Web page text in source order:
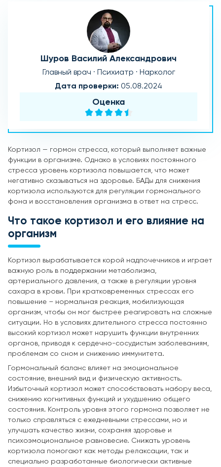
Шуров Василий Александрович
Главный врач · Психиатр · Нарколог
Дата проверки: 05.08.2024
Оценка
Кортизол — гормон стресса, который выполняет важные
функции в организме. Однако в условиях постоянного
стресса уровень кортизола повышается, что может
негативно сказываться на здоровье. БАДы для снижения
кортизола используются для регуляции гормонального
фона и восстановления организма в ответ на стресс.
Что такое кортизол и его влияние на
организм
Кортизол вырабатывается корой надпочечников и играет
важную роль в поддержании метаболизма,
артериального давления, а также в регуляции уровня
сахара в крови. При кратковременных стрессах его
повышение – нормальная реакция, мобилизующая
организм, чтобы он мог быстрее реагировать на сложные
ситуации. Но в условиях длительного стресса постоянно
высокий кортизол может нарушить функции внутренних
органов, приводя к сердечно-сосудистым заболеваниям,
проблемам со сном и снижению иммунитета.
Гормональный баланс влияет на эмоциональное
состояние, внешний вид и физическую активность.
Избыточный кортизол может способствовать набору веса,
снижению когнитивных функций и ухудшению общего
состояния. Контроль уровня этого гормона позволяет не
только справляться с ежедневными стрессами, но и
улучшать качество жизни, сохраняя здоровье и
психоэмоциональное равновесие. Снижать уровень
кортизола помогают как методы релаксации, так и
специально разработанные биологически активные